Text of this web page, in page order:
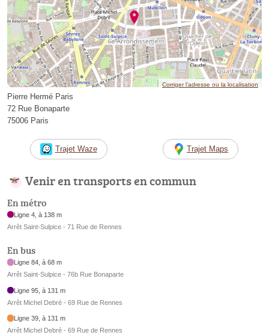
Corriger l’adresse ou la localisation
Pierre Hermé Paris
72 Rue Bonaparte
75006 Paris
Trajet Waze Trajet Maps
Venir en transports en commun
En métro
Ligne 4, à 138 m
Arrêt Saint-Sulpice - 71 Rue de Rennes
En bus
Ligne 84, à 68 m
Arrêt Saint-Sulpice - 76b Rue Bonaparte
Ligne 95, à 131 m
Arrêt Michel Debré - 69 Rue de Rennes
Ligne 39, à 131 m
Arrêt Michel Debré - 69 Rue de Rennes